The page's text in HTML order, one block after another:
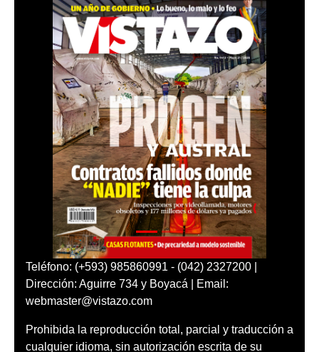
Teléfono: (+593) 985860991 - (042) 2327200 |
Dirección: Aguirre 734 y Boyacá | Email:
webmaster@vistazo.com
Prohibida la reproducción total, parcial y traducción a
cualquier idioma, sin autorización escrita de su